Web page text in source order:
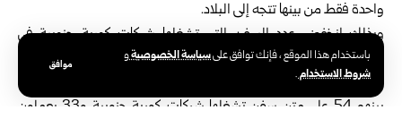
باستخدام هذا الموقع ، فإنك توافق علىسياسة الخصوصيةو
شروط الاستخدام.
موافق
واحدة فقط من بينها تتجه إلى البلاد.‏
وبذلك انخفض عدد السفن التي تشغلها شركات كورية جنوبية في
منطقة المضيق إلى ‌‏13 سفينة.‏
وأشارت الوزارة إلى أن 87 بحاراً كورياً جنوبياً ما زالوا في منطقة المضيق،
بينهم 54 على ‏متن سفن تشغلها شركات كورية جنوبية و33 يعملون